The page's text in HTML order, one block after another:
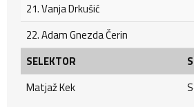
21. Vanja Drkušić
22. Adam Gnezda Čerin
SELEKTOR
Matjaž Kek